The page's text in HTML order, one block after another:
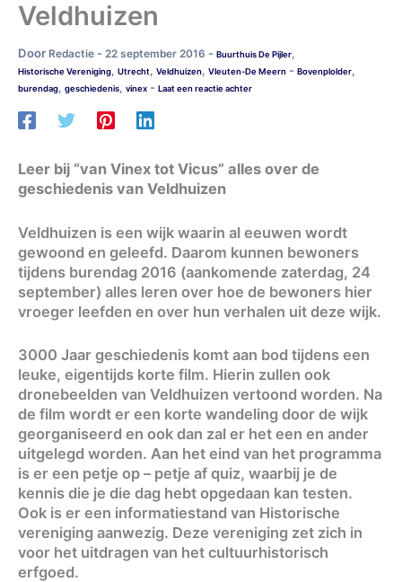
Veldhuizen
Door Redactie - 22 september 2016 - Buurthuis De Pijler,
Historische Vereniging, Utrecht, Veldhuizen, Vleuten-De Meern - Bovenplolder,
burendag, geschiedenis, vinex - Laat een reactie achter
Leer bij “van Vinex tot Vicus” alles over de
geschiedenis van Veldhuizen
Veldhuizen is een wijk waarin al eeuwen wordt
gewoond en geleefd. Daarom kunnen bewoners
tijdens burendag 2016 (aankomende zaterdag, 24
september) alles leren over hoe de bewoners hier
vroeger leefden en over hun verhalen uit deze wijk.
3000 Jaar geschiedenis komt aan bod tijdens een
leuke, eigentijds korte film. Hierin zullen ook
dronebeelden van Veldhuizen vertoond worden. Na
de film wordt er een korte wandeling door de wijk
georganiseerd en ook dan zal er het een en ander
uitgelegd worden. Aan het eind van het programma
is er een petje op – petje af quiz, waarbij je de
kennis die je die dag hebt opgedaan kan testen.
Ook is er een informatiestand van Historische
vereniging aanwezig. Deze vereniging zet zich in
voor het uitdragen van het cultuurhistorisch
erfgoed.